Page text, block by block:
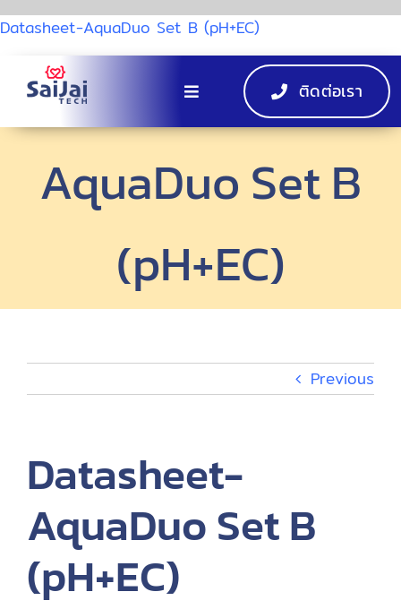
Skip
to
content
Datasheet-AquaDuo Set B (pH+EC)
Toggle
Navigation
ผลิตภัณฑ์
ติดต่อเรา
Datasheet-
AquaDuo Set B
(pH+EC)
Previous
Datasheet-
AquaDuo Set B
(pH+EC)